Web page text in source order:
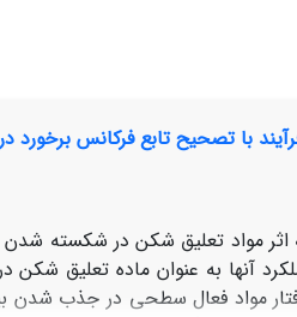
با تصحیح تابع فرکانس برخورد
مواد تعلیق شکن در شکسته
آنها به عنوان ماده تعلیق
مواد فعال سطحی در جذب شدن